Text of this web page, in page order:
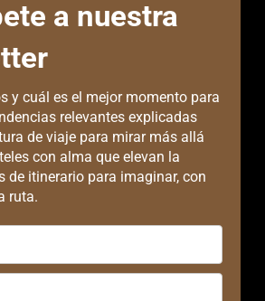
a nuestra
y cuál es el mejor momento para
relevantes explicadas
de viaje para mirar más allá
con alma que elevan la
de itinerario para imaginar, con
ruta.